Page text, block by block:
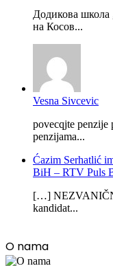
Додикова
на Косов...
Vesna Sivcevic
povecqjte penzije
penzijama...
Ćazim Serhatlić
BiH – RTV Puls
[…]
kandidat...
O nama